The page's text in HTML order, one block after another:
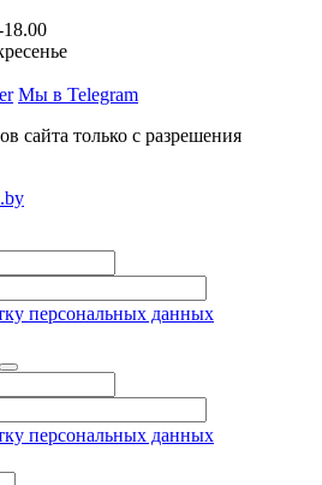
Мы в Telegram
сайта только с разрешения
персональных данных
персональных данных